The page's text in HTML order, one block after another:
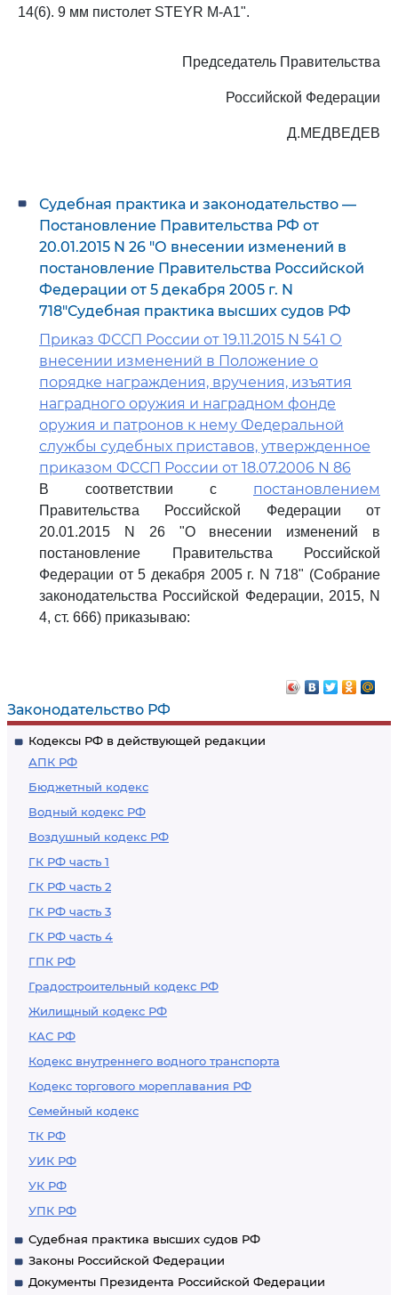
Законодательство РФ
Кодексы РФ в действующей редакции
АПК РФ
Бюджетный кодекс
Водный кодекс РФ
Воздушный кодекс РФ
ГК РФ часть 1
ГК РФ часть 2
ГК РФ часть 3
ГК РФ часть 4
ГПК РФ
Градостроительный кодекс РФ
Жилищный кодекс РФ
КАС РФ
Кодекс внутреннего водного транспорта
Кодекс торгового мореплавания РФ
Семейный кодекс
ТК РФ
УИК РФ
УК РФ
УПК РФ
Судебная практика высших судов РФ
Законы Российской Федерации
Документы Президента Российской Федерации
14(6). 9 мм пистолет STEYR M-A1".
Председатель Правительства
Российской Федерации
Д.МЕДВЕДЕВ
Судебная практика и законодательство —
Постановление Правительства РФ от
20.01.2015 N 26 "О внесении изменений в
постановление Правительства Российской
Федерации от 5 декабря 2005 г. N
718"Судебная практика высших судов РФ
Приказ ФССП России от 19.11.2015 N 541 О
внесении изменений в Положение о
порядке награждения, вручения, изъятия
наградного оружия и наградном фонде
оружия и патронов к нему Федеральной
службы судебных приставов, утвержденное
приказом ФССП России от 18.07.2006 N 86
В соответствии с постановлением
Правительства Российской Федерации от
20.01.2015 N 26 "О внесении изменений в
постановление Правительства Российской
Федерации от 5 декабря 2005 г. N 718" (Собрание
законодательства Российской Федерации, 2015, N
4, ст. 666) приказываю: